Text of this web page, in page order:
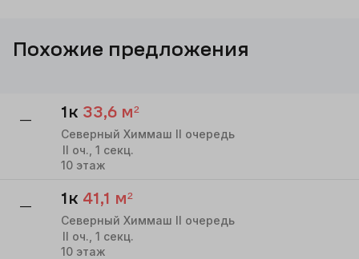
Похожие предложения
— 1к 33,6 м²
Северный Химмаш II очередь
II оч., 1 секц.
10 этаж
— 1к 41,1 м²
Северный Химмаш II очередь
II оч., 1 секц.
10 этаж